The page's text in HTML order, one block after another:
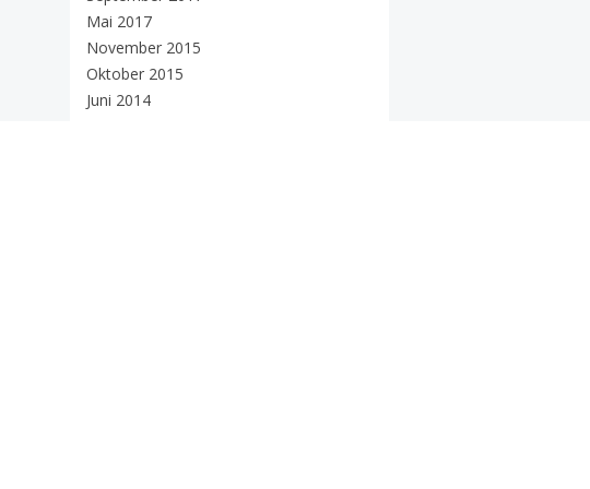
Mai 2017
November 2015
Oktober 2015
Juni 2014